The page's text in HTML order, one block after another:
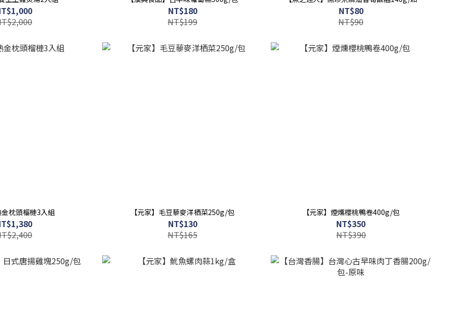
NT$180
NT$199
NT$80
NT$90
枕頭榴槤3入組 【元家】毛豆藜麥洋栖菜250g/包
NT$130
NT$165
【元家】煙燻櫻桃鴨卷400g/包
NT$350
NT$390